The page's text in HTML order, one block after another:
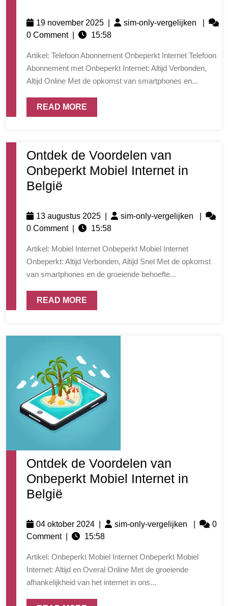
19 november 2025 sim-only-vergelijken
0 Comment
15:58
Artikel: Telefoon Abonnement Onbeperkt Internet Telefoon
Abonnement met Onbeperkt Internet: Altijd Verbonden,
Altijd Online Met de opkomst van smartphones en...
READ MORE
Ontdek de Voordelen van
Onbeperkt Mobiel Internet in
België
13 augustus 2025 sim-only-vergelijken
0 Comment
15:58
Artikel: Mobiel Internet Onbeperkt Mobiel Internet
Onbeperkt: Altijd Verbonden, Altijd Snel Met de opkomst
van smartphones en de groeiende behoefte...
READ MORE
Ontdek de Voordelen van
Onbeperkt Mobiel Internet in
België
04 oktober 2024 sim-only-vergelijken
0
Comment
15:58
Artikel: Onbeperkt Mobiel Internet Onbeperkt Mobiel
Internet: Altijd en Overal Online Met de groeiende
afhankelijkheid van het internet in ons...